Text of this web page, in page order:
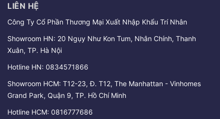
LIÊN HỆ
Công Ty Cổ Phần Thương Mại Xuất Nhập Khẩu Trí Nhân
Showroom HN: 20 Ngụy Như Kon Tum, Nhân Chính, Thanh
Xuân, TP. Hà Nội
Hotline HN: 0834571866
Showroom HCM: T12-23, Đ. T12, The Manhattan - Vinhomes
Grand Park, Quận 9, TP. Hồ Chí Minh
Hotline HCM: 0816777686